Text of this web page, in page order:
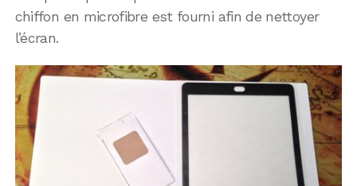
chiffon en microfibre est fourni afin de nettoyer
l’écran.